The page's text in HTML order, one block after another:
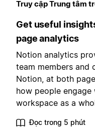
Truy cập Trung tâm
Get useful
page analytics
Notion analytics
team members and
Notion, at both
how people
workspace as a
Đọc trong 5 phút